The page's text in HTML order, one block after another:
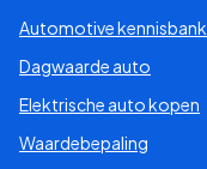
Automotive kennisbank
Dagwaarde auto
Elektrische auto kopen
Waardebepaling